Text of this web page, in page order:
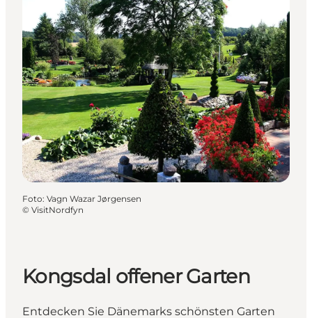
Foto: Vagn Wazar Jørgensen
© VisitNordfyn
Kongsdal offener Garten
Entdecken Sie Dänemarks schönsten Garten